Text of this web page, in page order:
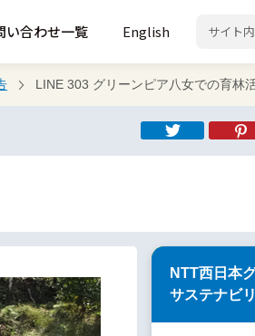
い合わせ一覧 English
LINE 303 グリーンピア八女での育林
NTT西日本
サステナビ